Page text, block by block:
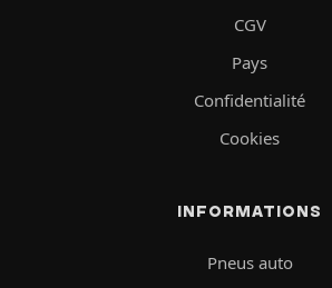
CGV
Pays
Confidentialité
Cookies
INFORMATIONS
Pneus auto